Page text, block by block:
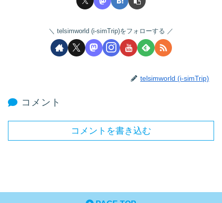
telsimworld (i-simTrip)をフォローする
telsimworld (i-simTrip)
コメント
コメントを書き込む